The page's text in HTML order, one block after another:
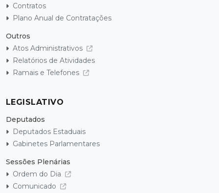
Contratos
Plano Anual de Contratações
Outros
Atos Administrativos
Relatórios de Atividades
Ramais e Telefones
LEGISLATIVO
Deputados
Deputados Estaduais
Gabinetes Parlamentares
Sessões Plenárias
Ordem do Dia
Comunicado